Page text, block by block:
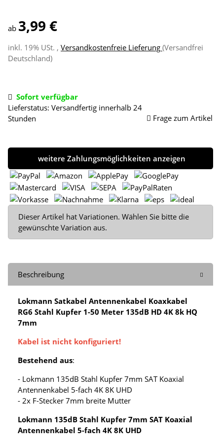
ab 3,99 €
inkl. 19% USt. , Versandkostenfreie Lieferung (Versandfrei
Deutschland)
Sofort verfügbar
Lieferstatus: Versandfertig innerhalb 24
Stunden
Frage zum Artikel
weitere Zahlungsmöglichkeiten anzeigen
x
Dieser Artikel hat Variationen. Wählen Sie bitte die
gewünschte Variation aus.
Beschreibung
Lokmann Satkabel Antennenkabel Koaxkabel
RG6 Stahl Kupfer 1-50 Meter 135dB HD 4K 8k HQ
7mm
Kabel ist nicht konfiguriert!
Bestehend aus:
- Lokmann 135dB Stahl Kupfer 7mm SAT Koaxial
Antennenkabel 5-fach 4K 8K UHD
- 2x F-Stecker 7mm breite Mutter
Lokmann 135dB Stahl Kupfer 7mm SAT Koaxial
Antennenkabel 5-fach 4K 8K UHD